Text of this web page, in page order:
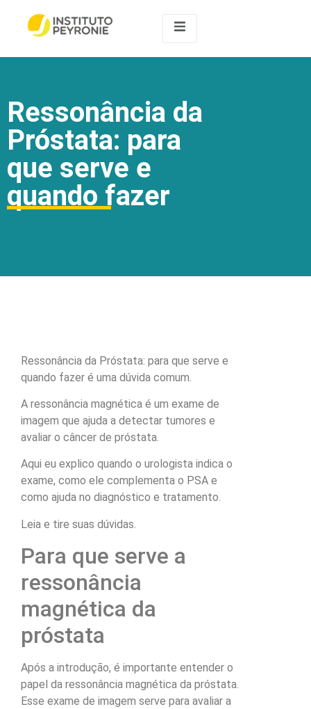
Ressonância da
Próstata: para
que serve e
quando fazer
Ressonância da Próstata: para que serve e
quando fazer é uma dúvida comum.
A ressonância magnética é um exame de
imagem que ajuda a detectar tumores e
avaliar o câncer de próstata.
Aqui eu explico quando o urologista indica o
exame, como ele complementa o PSA e
como ajuda no diagnóstico e tratamento.
Leia e tire suas dúvidas.
Para que serve a
ressonância
magnética da
próstata
Após a introdução, é importante entender o
papel da ressonância magnética da próstata.
Esse exame de imagem serve para avaliar a